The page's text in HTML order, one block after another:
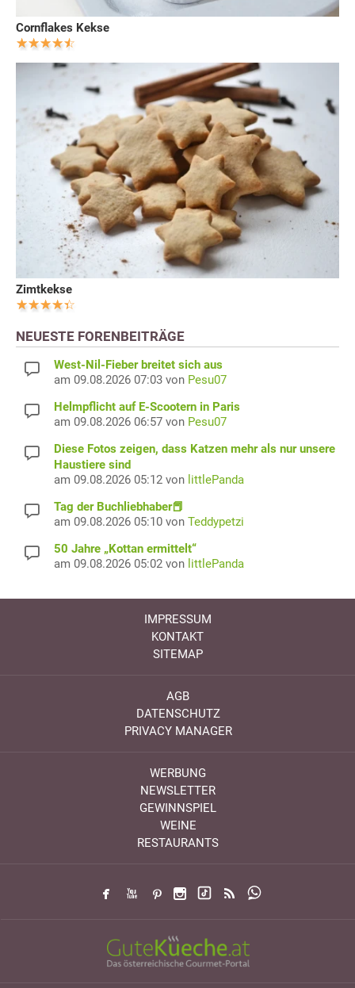
Cornflakes Kekse
Zimtkekse
NEUESTE FORENBEITRÄGE
West-Nil-Fieber breitet sich aus
am 09.08.2026 07:03 von Pesu07
Helmpflicht auf E-Scootern in Paris
am 09.08.2026 06:57 von Pesu07
Diese Fotos zeigen, dass Katzen mehr als nur unsere
Haustiere sind
am 09.08.2026 05:12 von littlePanda
Tag der Buchliebhaber📕
am 09.08.2026 05:10 von Teddypetzi
50 Jahre „Kottan ermittelt“
am 09.08.2026 05:02 von littlePanda
IMPRESSUM
KONTAKT
SITEMAP
AGB
DATENSCHUTZ
PRIVACY MANAGER
WERBUNG
NEWSLETTER
GEWINNSPIEL
WEINE
RESTAURANTS